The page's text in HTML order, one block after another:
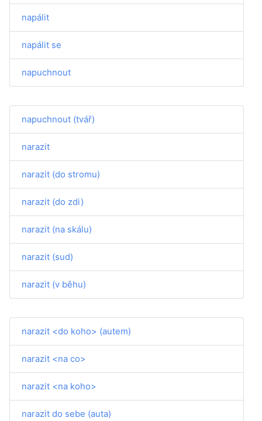
napálit
napálit se
napuchnout
napuchnout (tvář)
narazit
narazit (do stromu)
narazit (do zdi)
narazit (na skálu)
narazit (sud)
narazit (v běhu)
narazit <do koho> (autem)
narazit <na co>
narazit <na koho>
narazit do sebe (auta)